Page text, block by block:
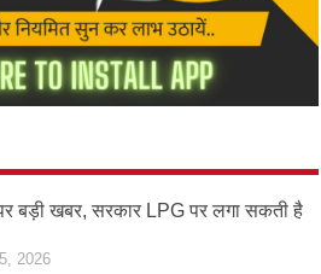
बड़ी खबर, सरकार LPG पर लगा सकती है
2026